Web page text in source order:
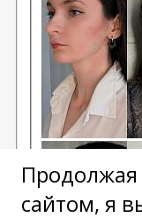
сайтом, я